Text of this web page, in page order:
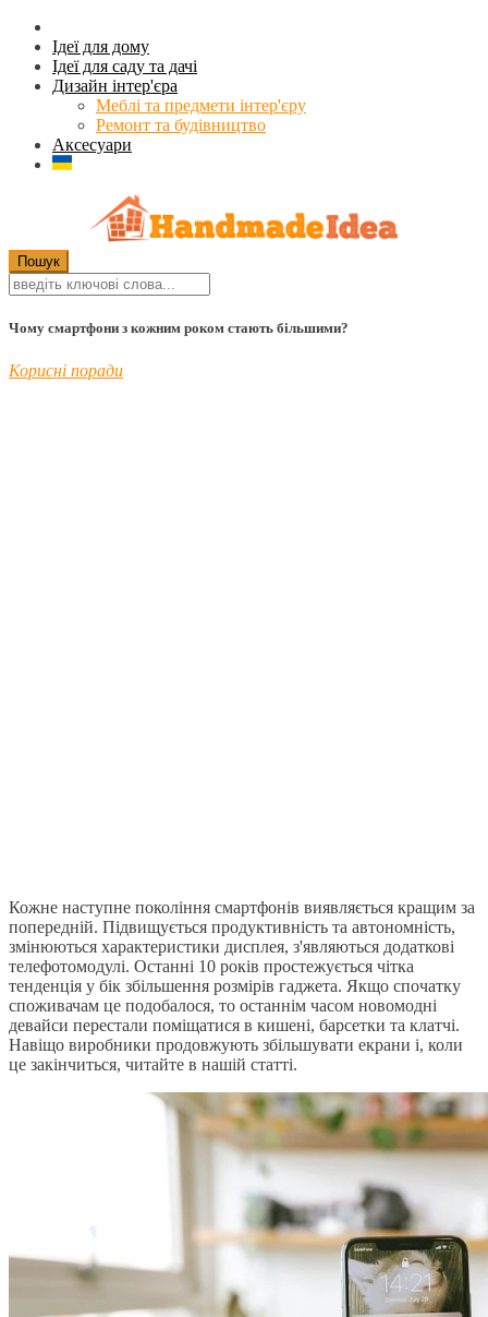
Ідеї для дому
Ідеї для саду та дачі
Дизайн інтер'єра
Меблі та предмети інтер'єру
Ремонт та будівництво
Аксесуари
Чому смартфони з кожним роком стають більшими?
Корисні поради
Кожне наступне покоління смартфонів виявляється кращим за
попередній. Підвищується продуктивність та автономність,
змінюються характеристики дисплея, з'являються додаткові
телефотомодулі. Останні 10 років простежується чітка
тенденція у бік збільшення розмірів гаджета. Якщо спочатку
споживачам це подобалося, то останнім часом новомодні
девайси перестали поміщатися в кишені, барсетки та клатчі.
Навіщо виробники продовжують збільшувати екрани і, коли
це закінчиться, читайте в нашій статті.